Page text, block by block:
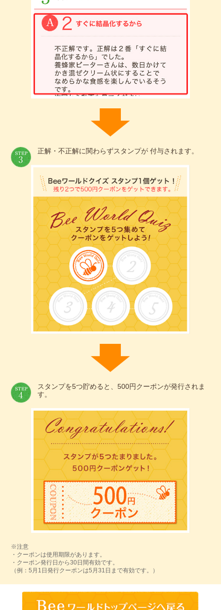
正解・不正解に関わらずスタンプが 付与されます。
スタンプを5つ貯めると、500円クーポンが発行されま
す。
※注意
・クーポンは使用期限があります。
・クーポン発行日から30日間有効です。
（例：5月1日発行クーポンは5月31日まで有効です。）